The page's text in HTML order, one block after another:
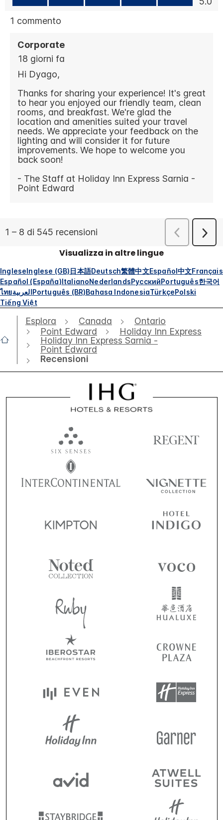
Visualizza in altre lingue
IngleseInglese (GB)日本語Deutsch繁體中文Español中文Français
Español (España)ItalianoNederlandsРусскийPortuguês한국어
ไทยالعربيةPortuguês (BR)Bahasa IndonesiaTürkçePolski
Tiếng Việt
Esplora Canada
Ontario
Point Edward
Holiday Inn Express
Holiday Inn Express Sarnia -
Point Edward
Recensioni